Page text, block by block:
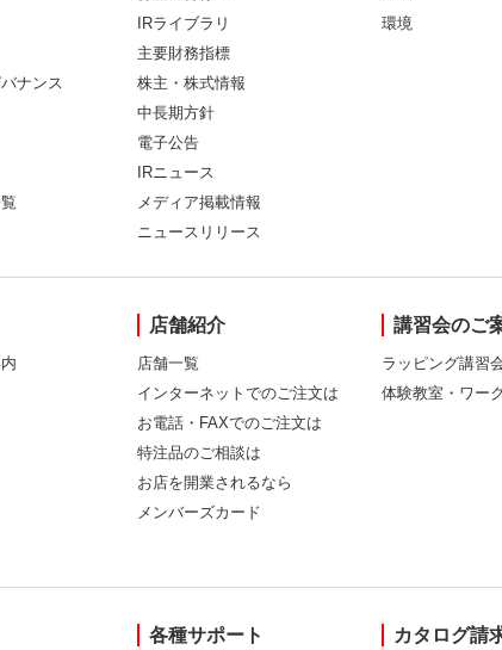
ナンス
IRライブラリ
主要財務指標
株主・株式情報
中長期方針
電子公告
IRニュース
メディア掲載情報
ニュースリリース
環境
店舗紹介
店舗一覧
インターネットでのご注文は
お電話・FAXでのご注文は
特注品のご相談は
お店を開業されるなら
メンバーズカード
講習会のご
ラッピング講習
体験教室・ワー
各種サポート カタログ請